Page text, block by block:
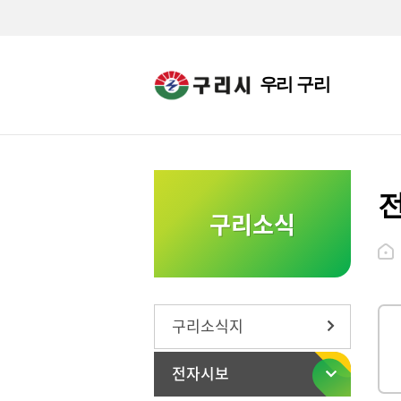
우리 구리
구리소식
구리소식지
전자시보